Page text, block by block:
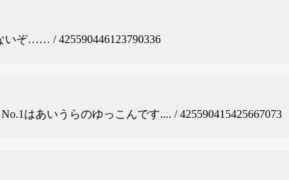
いぞ…… / 425590446123790336
はあいうらのゆっこんです.... / 425590415425667073